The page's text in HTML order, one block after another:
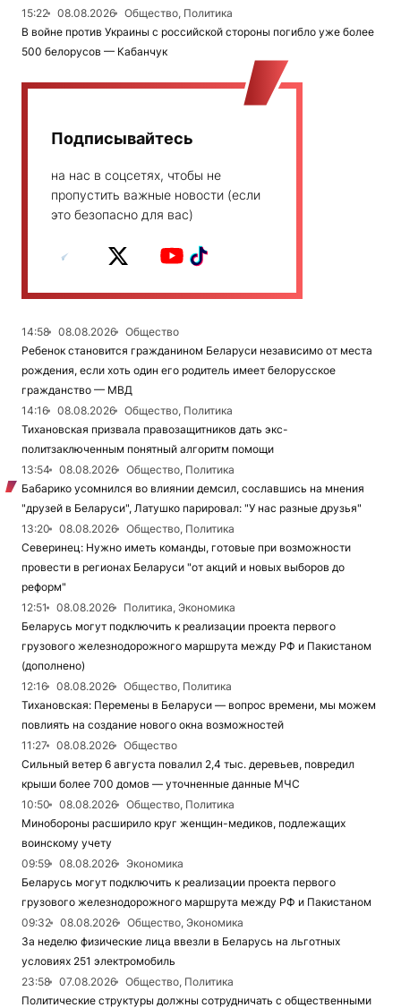
15:22 08.08.2026
Общество, Политика
В войне против Украины с российской стороны погибло уже более
500 белорусов — Кабанчук
Подписывайтесь
на нас в соцсетях, чтобы не
пропустить важные новости (если
это безопасно для вас)
14:58 08.08.2026
Общество
Ребенок становится гражданином Беларуси независимо от места
рождения, если хоть один его родитель имеет белорусское
гражданство — МВД
14:16
08.08.2026
Общество, Политика
Тихановская призвала правозащитников дать экс-
политзаключенным понятный алгоритм помощи
13:54
08.08.2026
Общество, Политика
Бабарико усомнился во влиянии демсил, сославшись на мнения
"друзей в Беларуси", Латушко парировал: "У нас разные друзья"
13:20
08.08.2026
Общество, Политика
Северинец: Нужно иметь команды, готовые при возможности
провести в регионах Беларуси "от акций и новых выборов до
реформ"
12:51
08.08.2026
Политика, Экономика
Беларусь могут подключить к реализации проекта первого
грузового железнодорожного маршрута между РФ и Пакистаном
(дополнено)
12:16
08.08.2026
Общество, Политика
Тихановская: Перемены в Беларуси — вопрос времени, мы можем
повлиять на создание нового окна возможностей
11:27
08.08.2026
Общество
Сильный ветер 6 августа повалил 2,4 тыс. деревьев, повредил
крыши более 700 домов — уточненные данные МЧС
10:50
08.08.2026
Общество, Политика
Минобороны расширило круг женщин-медиков, подлежащих
воинскому учету
09:59
08.08.2026
Экономика
Беларусь могут подключить к реализации проекта первого
грузового железнодорожного маршрута между РФ и Пакистаном
09:32
08.08.2026
Общество, Экономика
За неделю физические лица ввезли в Беларусь на льготных
условиях 251 электромобиль
23:58
07.08.2026
Общество, Политика
Политические структуры должны сотрудничать с общественными